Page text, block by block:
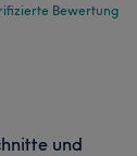
Bewertung
und